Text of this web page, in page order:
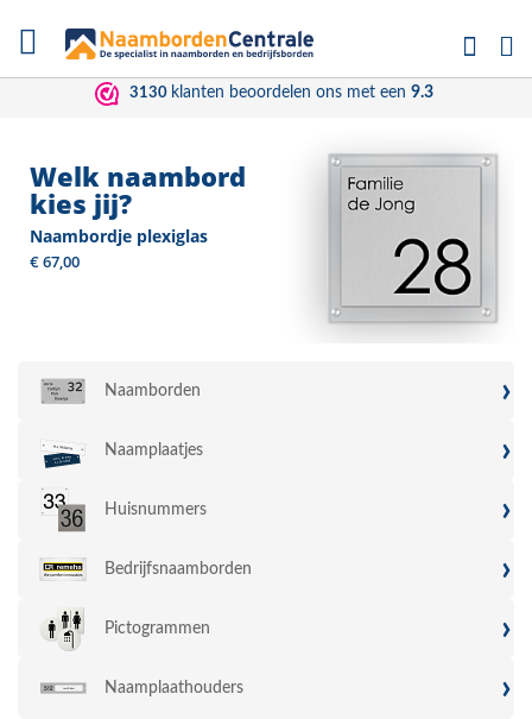
naar
Zoek
3130 klanten beoordelen ons met een 9.3
Welk naambord
kies jij?
Naambordje plexiglas
€ 67,00
Naamborden ›
Naamplaatjes ›
Huisnummers ›
Bedrijfsnaamborden ›
Pictogrammen ›
Naamplaathouders ›